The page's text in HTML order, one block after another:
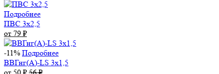
Подробнее
ПВС 3х2,5
от 79 ₽
-11% Подробнее
ВВГнг(А)-LS 3х1,5